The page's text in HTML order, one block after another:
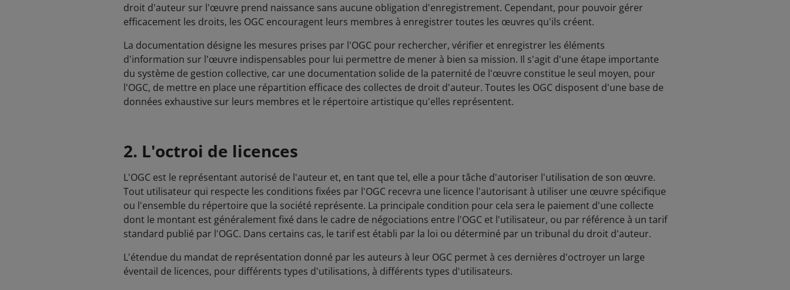
droit d'auteur sur l'œuvre prend naissance sans aucune obligation d'enregistrement. Cependant, pour pouvoir gérer
efficacement les droits, les OGC encouragent leurs membres à enregistrer toutes les œuvres qu'ils créent.
La documentation désigne les mesures prises par l'OGC pour rechercher, vérifier et enregistrer les éléments
d'information sur l'œuvre indispensables pour lui permettre de mener à bien sa mission. Il s'agit d'une étape importante
du système de gestion collective, car une documentation solide de la paternité de l'œuvre constitue le seul moyen, pour
l'OGC, de mettre en place une répartition efficace des collectes de droit d'auteur. Toutes les OGC disposent d'une base de
données exhaustive sur leurs membres et le répertoire artistique qu'elles représentent.
2. L'octroi de licences
L'OGC est le représentant autorisé de l'auteur et, en tant que tel, elle a pour tâche d'autoriser l'utilisation de son œuvre.
Tout utilisateur qui respecte les conditions fixées par l'OGC recevra une licence l'autorisant à utiliser une œuvre spécifique
ou l'ensemble du répertoire que la société représente. La principale condition pour cela sera le paiement d'une collecte
dont le montant est généralement fixé dans le cadre de négociations entre l'OGC et l'utilisateur, ou par référence à un tarif
standard publié par l'OGC. Dans certains cas, le tarif est établi par la loi ou déterminé par un tribunal du droit d'auteur.
L'étendue du mandat de représentation donné par les auteurs à leur OGC permet à ces dernières d'octroyer un large
éventail de licences, pour différents types d'utilisations, à différents types d'utilisateurs.